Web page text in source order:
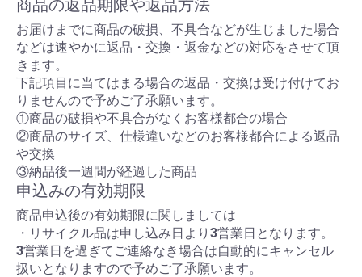
商品の返品期限や返品方法
お届けまでに商品の破損、不具合などが生じました場合
などは速やかに返品・交換・返金などの対応をさせて頂
きます。
下記項目に当てはまる場合の返品・交換は受け付けてお
りませんので予めご了承願います。
①商品の破損や不具合がなくお客様都合の場合
②商品のサイズ、仕様違いなどのお客様都合による返品
や交換
③納品後一週間が経過した商品
申込みの有効期限
商品申込後の有効期限に関しましては
・リサイクル品は申し込み日より3営業日となります。
3営業日を過ぎてご連絡なき場合は自動的にキャンセル
扱いとなりますので予めご了承願います。